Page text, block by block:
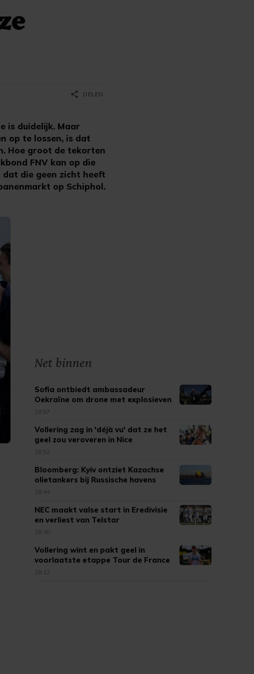
is duidelijk. Maar
op te lossen, is dat
Hoe groot de tekorten
FNV kan op die
die geen zicht heeft
op Schiphol.
share DELEN
Net binnen
Sofia ontbiedt ambassadeur
Oekraïne om drone met explosieven
19:57
Vollering zag in 'déjà vu' dat ze het
geel zou veroveren in Nice
18:52
Bloomberg: Kyiv ontziet Kazachse
olietankers bij Russische havens
18:44
NEC maakt valse start in Eredivisie
en verliest van Telstar
18:40
Vollering wint en pakt geel in
voorlaatste etappe Tour de France
18:12